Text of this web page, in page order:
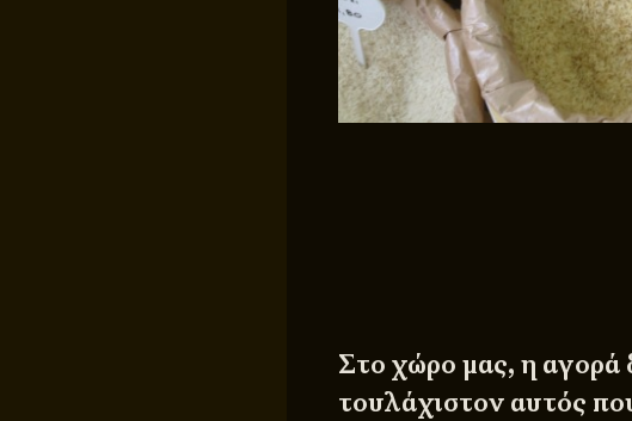
Στο χώρο μας, η αγορά
τουλάχιστον αυτός